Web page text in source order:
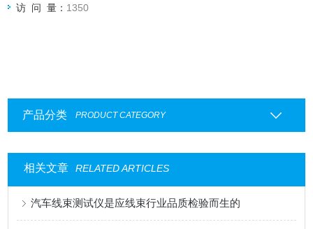
访 问 量： 1350
产品分类 PRODUCT CATEGORY
相关文章 RELATED ARTICLES
汽车线束测试仪是应线束行业品质检验而生的